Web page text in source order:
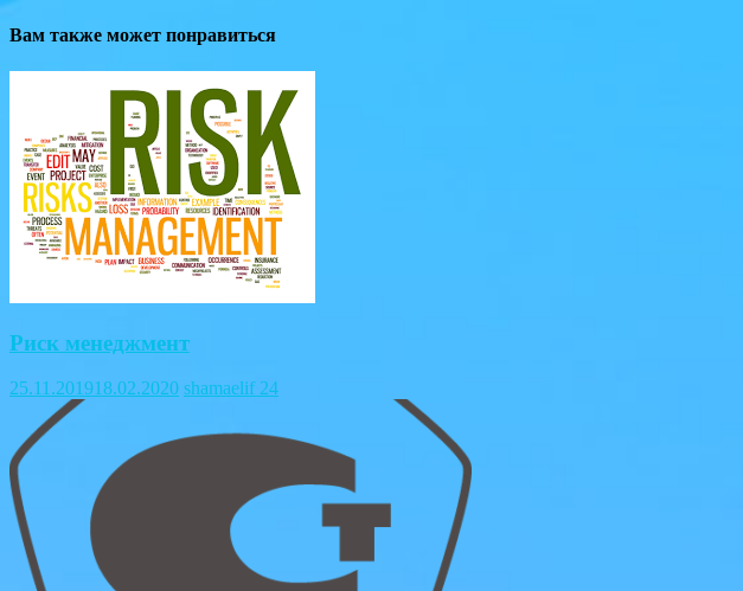
Вам также может понравиться
Риск менеджмент
25.11.201918.02.2020 shamaelif 24